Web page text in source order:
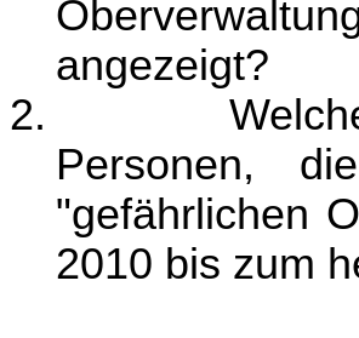
angezeigt?
2.
Personen,
"gefährlichen
2010 bis zum